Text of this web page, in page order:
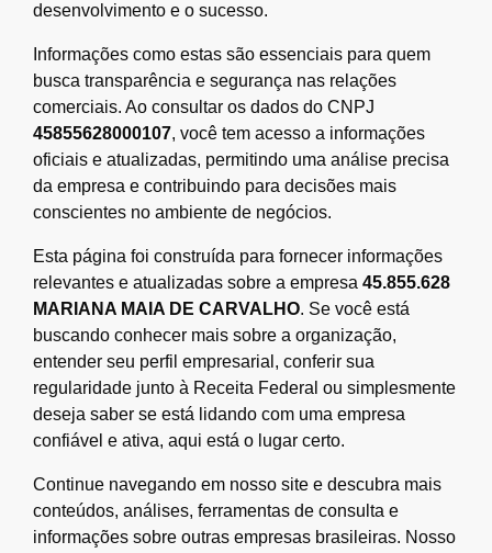
desenvolvimento e o sucesso.
Informações como estas são essenciais para quem
busca transparência e segurança nas relações
comerciais. Ao consultar os dados do CNPJ
45855628000107, você tem acesso a informações
oficiais e atualizadas, permitindo uma análise precisa
da empresa e contribuindo para decisões mais
conscientes no ambiente de negócios.
Esta página foi construída para fornecer informações
relevantes e atualizadas sobre a empresa 45.855.628
MARIANA MAIA DE CARVALHO. Se você está
buscando conhecer mais sobre a organização,
entender seu perfil empresarial, conferir sua
regularidade junto à Receita Federal ou simplesmente
deseja saber se está lidando com uma empresa
confiável e ativa, aqui está o lugar certo.
Continue navegando em nosso site e descubra mais
conteúdos, análises, ferramentas de consulta e
informações sobre outras empresas brasileiras. Nosso